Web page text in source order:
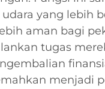
udara yang lebih
aman bagi
tugas
menjadi